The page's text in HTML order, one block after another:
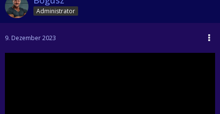
Administrator
9. Dezember 2023